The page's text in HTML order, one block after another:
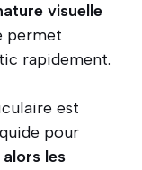
visuelle
permet
rapidement.
est
pour
les